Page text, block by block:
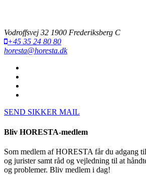
Vodroffsvej 32 1900 Frederiksberg C
+45 35 24 80 80
horesta@horesta.dk
SEND SIKKER MAIL
Bliv HORESTA-medlem
Som medlem af HORESTA får du adgang
og jurister samt råd og vejledning til at
og problemer. Bliv medlem i dag!